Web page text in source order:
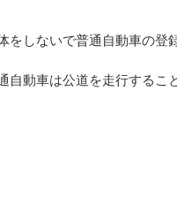
をしないで普通自動車の登
自動車は公道を走行する